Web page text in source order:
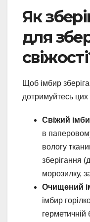
Як
для
Щоб імбир
дотримуйтесь
Свіжий
в
вологу
зберігання
морозилку,
Очищений
імбир
герметичній